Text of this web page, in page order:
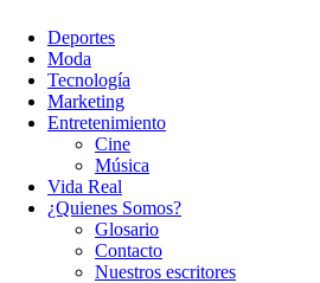
Deportes
Moda
Tecnología
Marketing
Entretenimiento
Cine
Música
Vida Real
¿Quienes Somos?
Glosario
Contacto
Nuestros escritores